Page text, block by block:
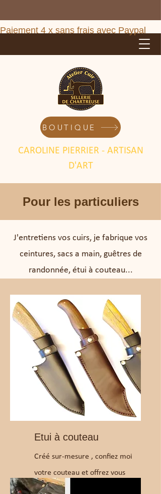
BOUTIQUE
CAROLINE PIERRIER - ARTISAN
D'ART
Paiement 4 x sans frais avec Paypal
Pour les particuliers
J'entretiens vos cuirs, je fabrique vos
ceintures, sacs a main, guêtres de
randonnée, étui à couteau...
Etui à couteau
Créé sur-mesure , confiez moi
votre couteau et offrez vous
l'étui qui vous imaginez.